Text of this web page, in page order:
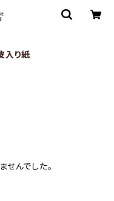
入り紙
んでした。